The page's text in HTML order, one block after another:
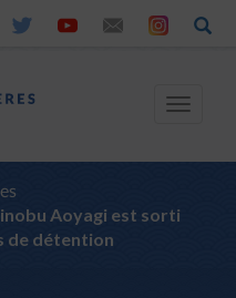
Toggle
Aoyagi est sorti
de détention